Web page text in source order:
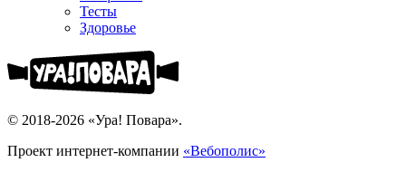
Тесты
Здоровье
© 2018-2026 «Ура! Повара».
Проект интернет-компании «Вебополис»